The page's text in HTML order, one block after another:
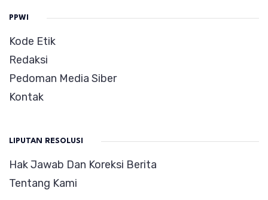
PPWI
Kode Etik
Redaksi
Pedoman Media Siber
Kontak
LIPUTAN RESOLUSI
Hak Jawab Dan Koreksi Berita
Tentang Kami